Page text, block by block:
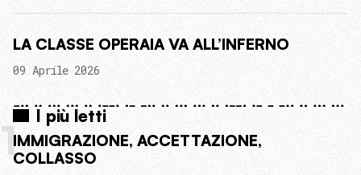
LA CLASSE OPERAIA VA ALL’INFERNO
09 Aprile 2026
I più letti
1IMMIGRAZIONE, ACCETTAZIONE,
COLLASSO